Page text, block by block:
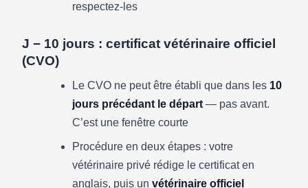
respectez-les
J − 10 jours : certificat vétérinaire officiel
(CVO)
Le CVO ne peut être établi que dans les 10
jours précédant le départ — pas avant.
C’est une fenêtre courte
Procédure en deux étapes : votre
vétérinaire privé rédige le certificat en
anglais, puis un vétérinaire officiel